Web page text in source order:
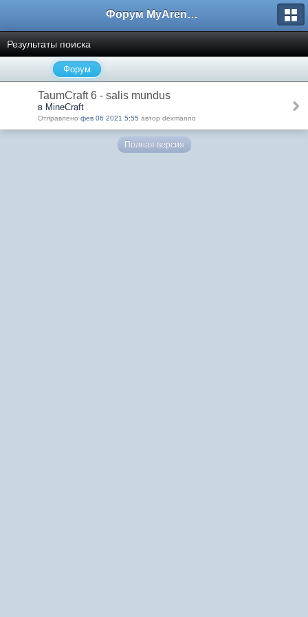
Форум MyArena.ru
Результаты поиска
Форум
TaumCraft 6 - salis mundus
в MineCraft
Отправлено фев 06 2021 5:55 автор dexmanno
Полная версия